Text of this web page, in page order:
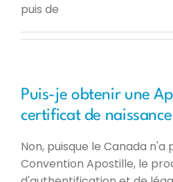
puis de
Puis-je obtenir une
certificat de
Non, puisque le Canada n'a
Convention Apostille, le